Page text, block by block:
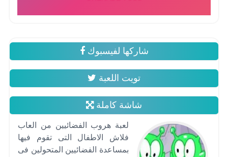
شاركها لفيسبوك
تويت اللعبة
شاشة كاملة
لعبة هروب الفضائيين من العاب
فلاش الاطفال التى تقوم فيها
بمساعدة الفضائيين المتحولين فى